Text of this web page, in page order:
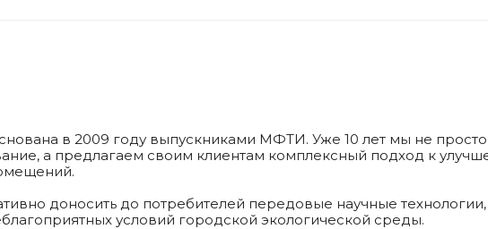
в 2009 году выпускниками МФТИ. Уже 10 лет мы не просто
а предлагаем своим клиентам комплексный подход к
доносить до потребителей передовые научные технологии,
условий городской экологической среды.